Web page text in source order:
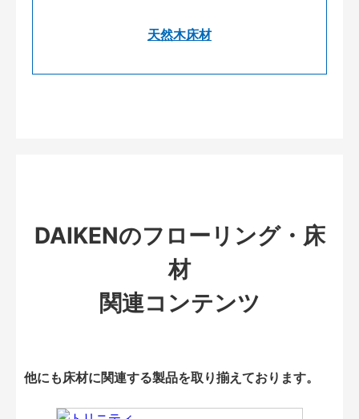
天然木床材
DAIKENのフローリング・床
材
関連コンテンツ
他にも床材に関連する製品を取り揃えております。